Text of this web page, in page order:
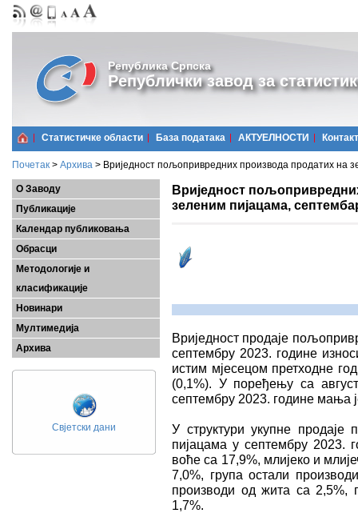
Република Српска
Републички завод за
Статистичке области Базa података АКТУЕЛНОСТИ Контакт
Почетак > Архива > Вриједност пољопривредних производа продатих на
О Заводу
Публикације
Календар публиковања
Обрасци
Методологије и
класификације
Новинари
Мултимедија
Архива
Свјетски дани
Вриједност
зеленим пијацама,
Вриједност продаjе
септембру 2023. године
истим мјесецом претходне
(0,1%). У поређењу са
септембру 2023. године мања
У структури укупне
пијацама у септембру 2023.
воће са 17,9%, млијеко и
7,0%, група остали
производи од жита са 2,5%,
1,7%.